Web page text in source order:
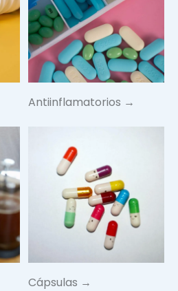
Antiinflamatorios →
Cápsulas →